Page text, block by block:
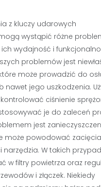
z kluczy udarowych
wystąpić różne
wydajność i
problemów jest
może prowadzić do
nawet jego uszkodzenia.
ciśnienie
je do zaleceń
jest
może powodować
narzędzia. W takich
w filtry powietrza oraz
i złączek. Niekiedy